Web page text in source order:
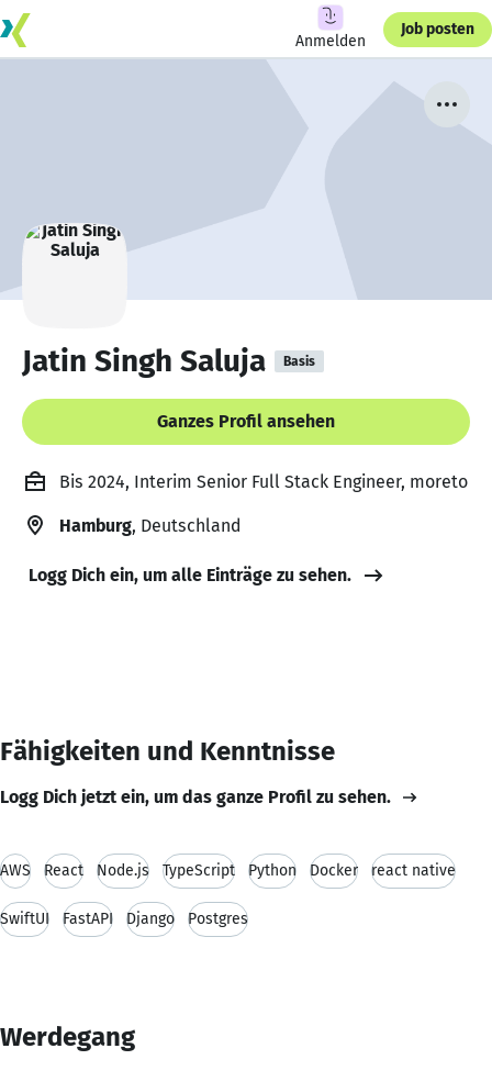
Anmelden
Job posten
Jatin Singh Saluja Basis
Ganzes Profil ansehen
Bis 2024, Interim Senior Full Stack Engineer, moreto
Hamburg, Deutschland
Logg Dich ein, um alle Einträge zu sehen.
Fähigkeiten und Kenntnisse
Logg Dich jetzt ein, um das ganze Profil zu sehen.
AWS React Node.js TypeScript Python Docker react native
SwiftUI FastAPI Django Postgres
Werdegang